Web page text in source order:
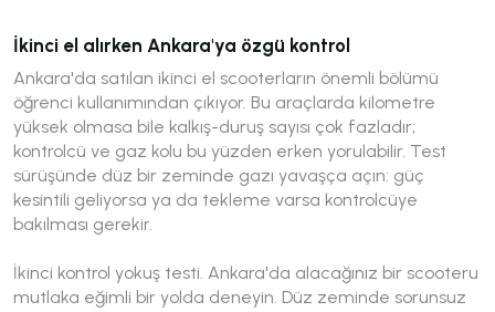
İkinci el alırken Ankara'ya özgü kontrol
Ankara'da satılan ikinci el scooterların önemli bölümü
öğrenci kullanımından çıkıyor. Bu araçlarda kilometre
yüksek olmasa bile kalkış-duruş sayısı çok fazladır;
kontrolcü ve gaz kolu bu yüzden erken yorulabilir. Test
sürüşünde düz bir zeminde gazı yavaşça açın: güç
kesintili geliyorsa ya da tekleme varsa kontrolcüye
bakılması gerekir.
İkinci kontrol yokuş testi. Ankara'da alacağınız bir scooteru
mutlaka eğimli bir yolda deneyin. Düz zeminde sorunsuz